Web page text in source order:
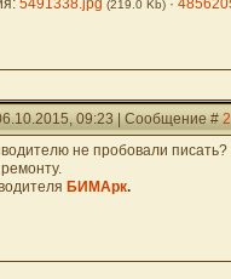
5491338.jpg (219.0 Kb) ·
09:23 | Сообщение #2
не пробовали
БИМАрк.